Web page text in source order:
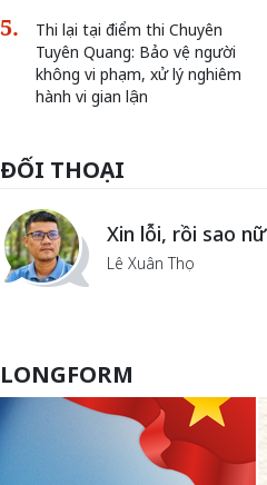
Thi lại tại điểm thi Chuyên
Tuyên Quang: Bảo vệ người
không vi phạm, xử lý nghiêm
hành vi gian lận
ĐỐI THOẠI
Xin lỗi, rồi sao
Lê Xuân Thọ
LONGFORM